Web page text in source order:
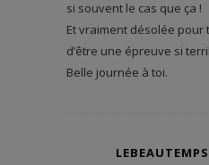
si souvent le cas que ça !
Et vraiment désolée pour
d’être une épreuve si
Belle journée à toi.
LEBEAUTEMPS